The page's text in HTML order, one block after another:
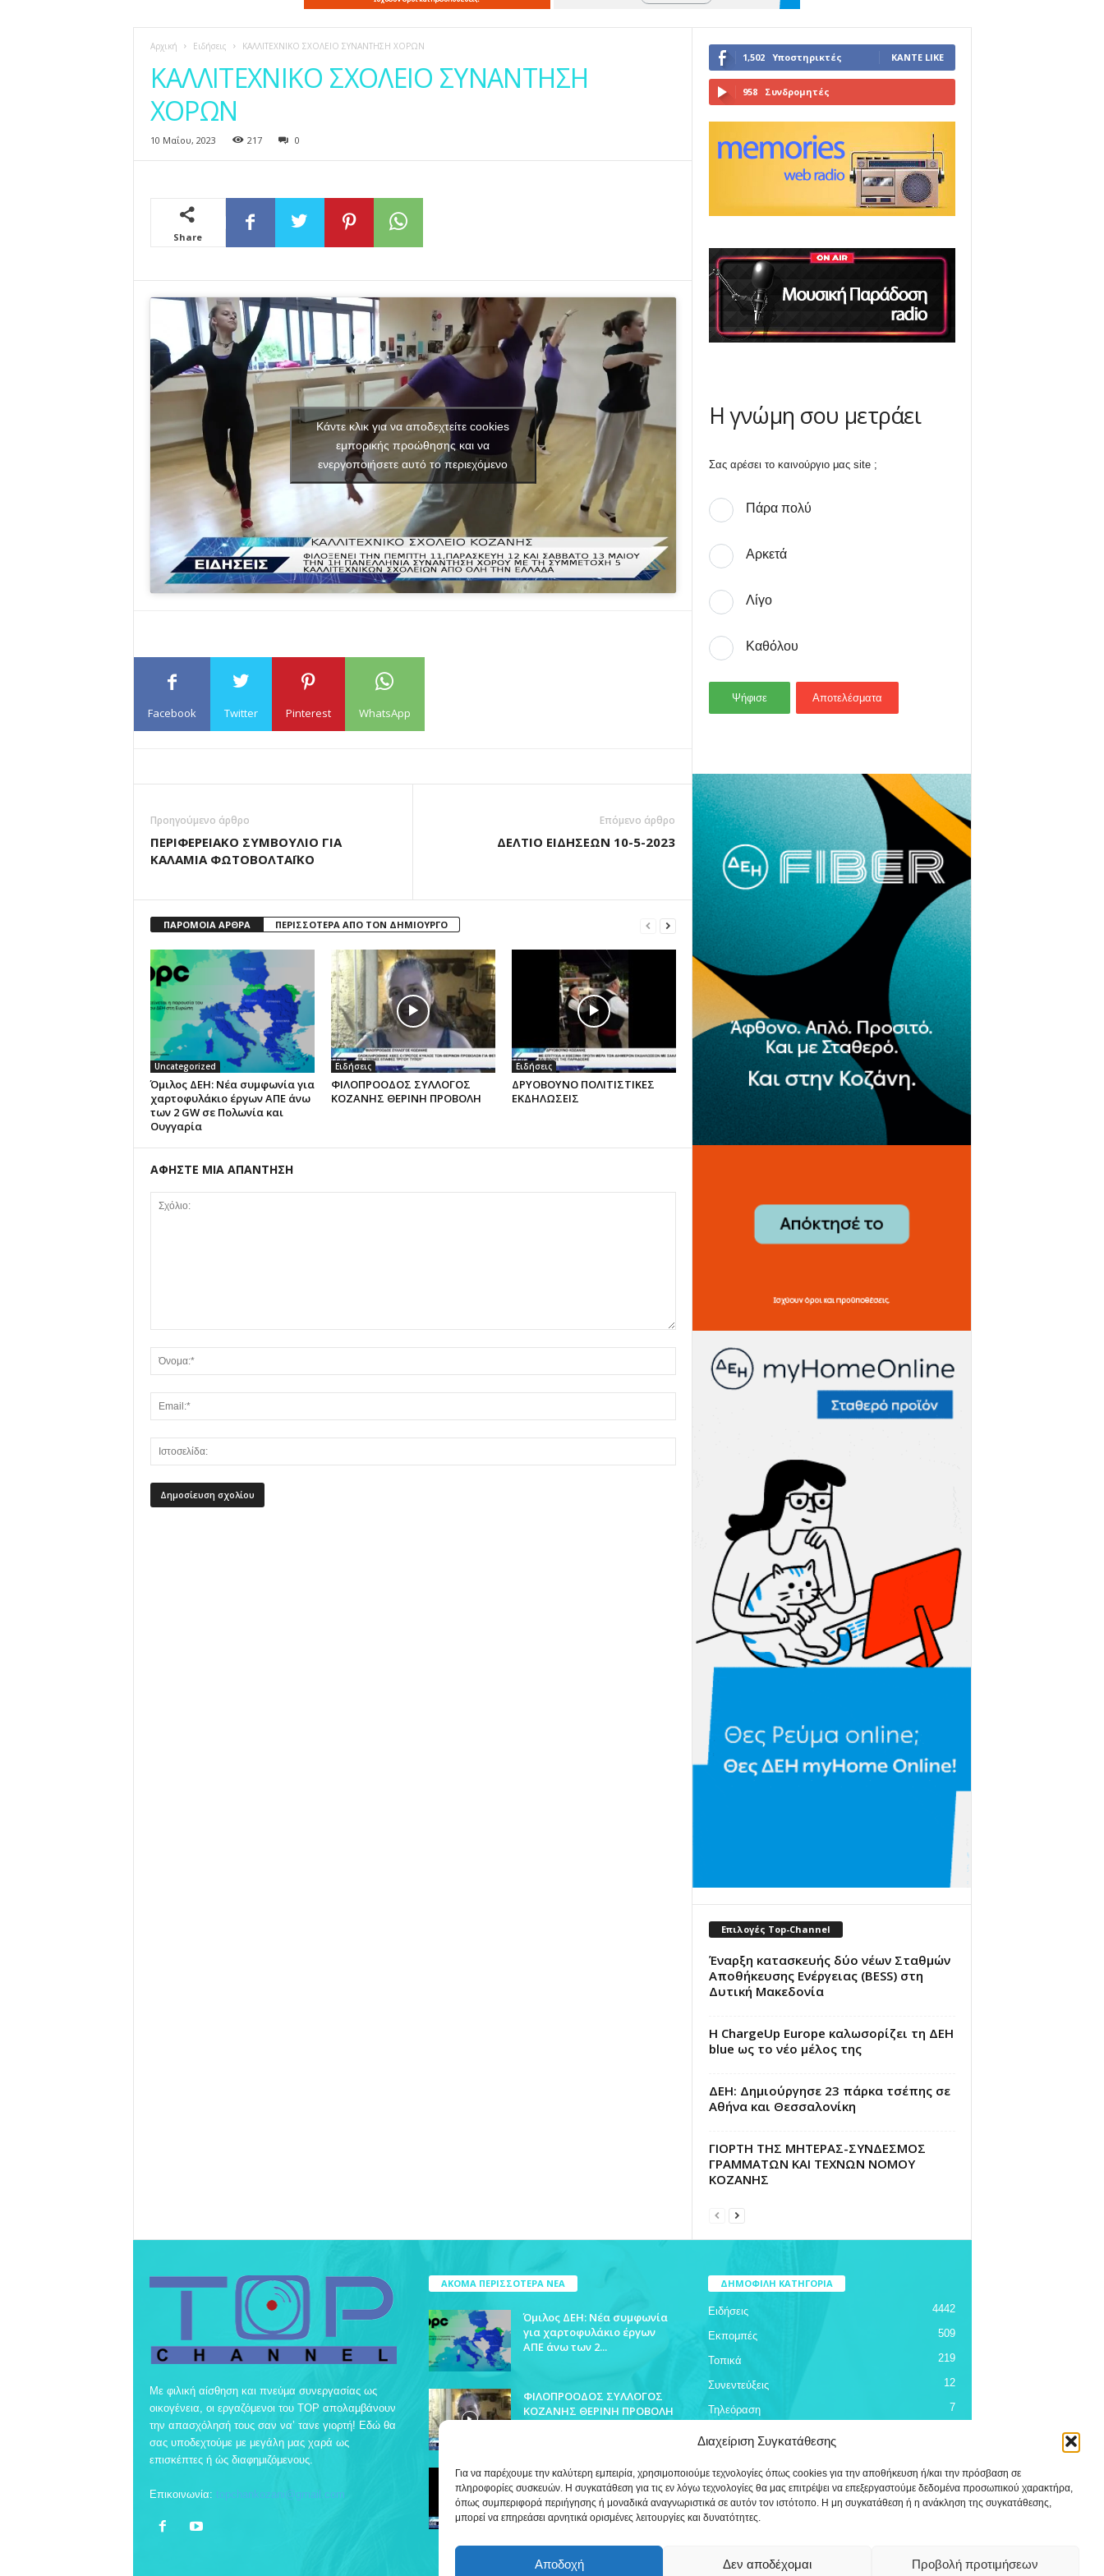
Διαχείριση Συγκατάθεσης
Για να παρέχουμε την καλύτερη εμπειρία, χρησιμοποιούμε τεχνολογίες όπως cookies για την αποθήκευση ή/και την πρόσβαση σε
πληροφορίες συσκευών. Η συγκατάθεση για τις εν λόγω τεχνολογίες θα μας επιτρέψει να επεξεργαστούμε δεδομένα προσωπικού χαρακτήρα,
όπως συμπεριφορά περιήγησης ή μοναδικά αναγνωριστικά σε αυτόν τον ιστότοπο. Η μη συγκατάθεση ή η ανάκληση της συγκατάθεσης,
μπορεί να επηρεάσει αρνητικά ορισμένες λειτουργίες και δυνατότητες.
Αποδοχή Δεν αποδέχομαι Προβολή προτιμήσεων
ς
Αρχική Ειδήσεις ΚΑΛΛΙΤΕΧΝΙΚΟ ΣΧΟΛΕΙΟ ΣΥΝΑΝΤΗΣΗ ΧΟΡΩΝ
ΚΑΛΛΙΤΕΧΝΙΚΟ ΣΧΟΛΕΙΟ ΣΥΝΑΝΤΗΣΗ
ΧΟΡΩΝ
10 Μαΐου, 2023 217 0
Share
Κάντε κλικ για να αποδεχτείτε cookies
εμπορικής προώθησης και να
ενεργοποιήσετε αυτό το περιεχόμενο
Facebook Twitter Pinterest WhatsApp
Προηγούμενο άρθρο
ΠΕΡΙΦΕΡΕΙΑΚΟ ΣΥΜΒΟΥΛΙΟ ΓΙΑ
ΚΑΛΑΜΙΑ ΦΩΤΟΒΟΛΤΑΪΚΟ
Επόμενο άρθρο
ΔΕΛΤΙΟ ΕΙΔΗΣΕΩΝ 10-5-2023
ΠΑΡΟΜΟΙΑ ΑΡΘΡΑ ΠΕΡΙΣΣΟΤΕΡΑ ΑΠΟ ΤΟΝ ΔΗΜΙΟΥΡΓΟ
Uncategorized
Όμιλος ΔΕΗ: Νέα συμφωνία για
χαρτοφυλάκιο έργων ΑΠΕ άνω
των 2 GW σε Πολωνία και
Ουγγαρία
Ειδήσεις
ΦΙΛΟΠΡΟΟΔΟΣ ΣΥΛΛΟΓΟΣ
ΚΟΖΑΝΗΣ ΘΕΡΙΝΗ ΠΡΟΒΟΛΗ
Ειδήσεις
ΔΡΥΟΒΟΥΝΟ ΠΟΛΙΤΙΣΤΙΚΕΣ
ΕΚΔΗΛΩΣΕΙΣ
ΑΦΗΣΤΕ ΜΙΑ ΑΠΑΝΤΗΣΗ
1,502 Υποστηρικτές ΚΆΝΤΕ LIKE
958 Συνδρομητές
ΓΊΝΕΤΕ ΣΥΝΔΡΟΜΗΤΉΣ
Η γνώμη σου μετράει
Σας αρέσει το καινούργιο μας site ;
Πάρα πολύ
Αρκετά
Λίγο
Καθόλου
Ψήφισε Αποτελέσματα
- Advertisement -
Επιλογές Top-Channel
Έναρξη κατασκευής δύο νέων Σταθμών
Αποθήκευσης Ενέργειας (BESS) στη
Δυτική Μακεδονία
Η ChargeUp Europe καλωσορίζει τη ΔΕΗ
blue ως το νέο μέλος της
ΔΕΗ: Δημιούργησε 23 πάρκα τσέπης σε
Αθήνα και Θεσσαλονίκη
ΓΙΟΡΤΗ ΤΗΣ ΜΗΤΕΡΑΣ-ΣΥΝΔΕΣΜΟΣ
ΓΡΑΜΜΑΤΩΝ ΚΑΙ ΤΕΧΝΩΝ ΝΟΜΟΥ
ΚΟΖΑΝΗΣ
Με φιλική αίσθηση και πνεύμα συνεργασίας ως
οικογένεια, οι εργαζόμενοι του TOP απολαμβάνουν
την απασχόλησή τους σαν να’ τανε γιορτή! Εδώ θα
σας υποδεχτούμε με μεγάλη μας χαρά ως
επισκέπτες ή ώς διαφημιζόμενους.
Επικοινωνία: topchankozani@gmail.com
ΑΚΟΜΑ ΠΕΡΙΣΣΟΤΕΡΑ ΝΕΑ
Όμιλος ΔΕΗ: Νέα συμφωνία
για χαρτοφυλάκιο έργων
ΑΠΕ άνω των 2...
ΦΙΛΟΠΡΟΟΔΟΣ ΣΥΛΛΟΓΟΣ
ΚΟΖΑΝΗΣ ΘΕΡΙΝΗ ΠΡΟΒΟΛΗ
ΔΡΥΟΒΟΥΝΟ ΠΟΛΙΤΙΣΤΙΚΕΣ
ΕΚΔΗΛΩΣΕΙΣ
ΔΗΜΟΦΙΛΗ ΚΑΤΗΓΟΡΙΑ
Ειδήσεις 4442
Εκπομπές 509
Τοπικά 219
Συνεντεύξεις 12
Τηλεόραση 7